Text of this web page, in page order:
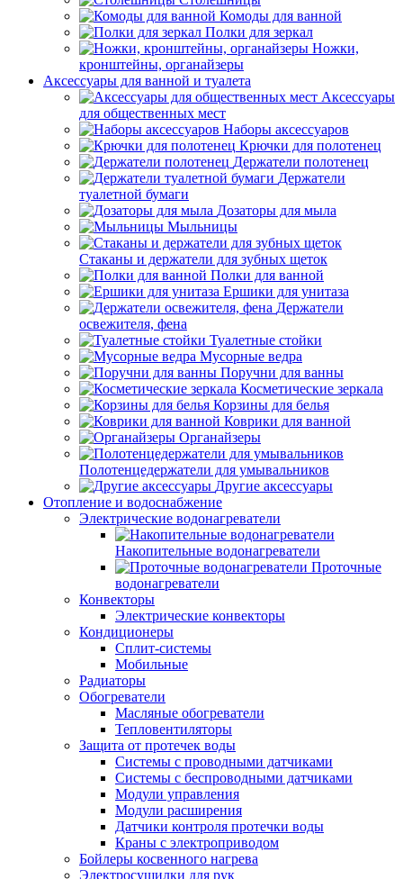
Комоды для ванной
Полки для зеркал
Ножки,
кронштейны, органайзеры
Аксессуары для ванной и туалета
Аксессуары
для общественных мест
Наборы аксессуаров
Крючки для полотенец
Держатели полотенец
Держатели
туалетной бумаги
Дозаторы для мыла
Мыльницы
Стаканы и держатели для зубных щеток
Полки для ванной
Ершики для унитаза
Держатели
освежителя, фена
Туалетные стойки
Мусорные ведра
Поручни для ванны
Косметические зеркала
Корзины для белья
Коврики для ванной
Органайзеры
Полотенцедержатели для умывальников
Другие аксессуары
Отопление и водоснабжение
Электрические водонагреватели
Накопительные водонагреватели
Проточные
водонагреватели
Конвекторы
Электрические конвекторы
Кондиционеры
Сплит-системы
Мобильные
Радиаторы
Обогреватели
Масляные обогреватели
Тепловентиляторы
Защита от протечек воды
Системы с проводными датчиками
Системы с беспроводными датчиками
Модули управления
Модули расширения
Датчики контроля протечки воды
Краны с электроприводом
Бойлеры косвенного нагрева
Электросушилки для рук